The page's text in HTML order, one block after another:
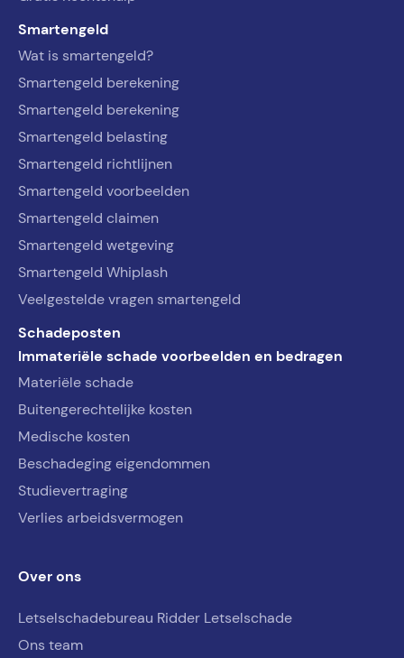
Smartengeld
Wat is smartengeld?
Smartengeld berekening
Smartengeld berekening
Smartengeld belasting
Smartengeld richtlijnen
Smartengeld voorbeelden
Smartengeld claimen
Smartengeld wetgeving
Smartengeld Whiplash
Veelgestelde vragen smartengeld
Schadeposten
Immateriële schade voorbeelden en bedragen
Materiële schade
Buitengerechtelijke kosten
Medische kosten
Beschadeging eigendommen
Studievertraging
Verlies arbeidsvermogen
Over ons
Letselschadebureau Ridder Letselschade
Ons team